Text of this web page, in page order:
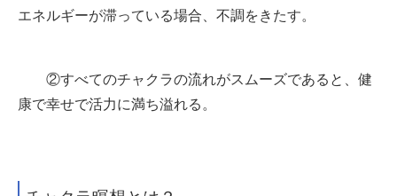
エネルギーが滞っている場合、不調をきたす。
②すべてのチャクラの流れがスムーズであると、健
康で幸せで活力に満ち溢れる。